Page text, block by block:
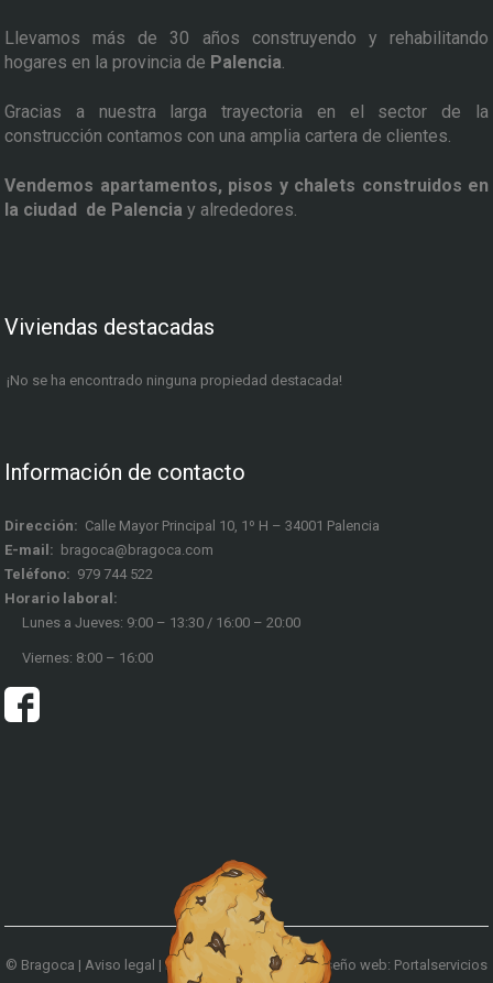
Llevamos más de 30 años construyendo y rehabilitando
hogares en la provincia de Palencia.
Gracias a nuestra larga trayectoria en el sector de la
construcción contamos con una amplia cartera de clientes.
Vendemos apartamentos, pisos y chalets construidos en
la ciudad de Palencia y alrededores.
Viviendas destacadas
¡No se ha encontrado ninguna propiedad destacada!
Información de contacto
Dirección: Calle Mayor Principal 10, 1º H – 34001 Palencia
E-mail: bragoca@bragoca.com
Teléfono: 979 744 522
Horario laboral:
Lunes a Jueves: 9:00 – 13:30 / 16:00 – 20:00
Viernes: 8:00 – 16:00
© Bragoca | Aviso legal | Política de privacidad|Diseño web: Portalservicios